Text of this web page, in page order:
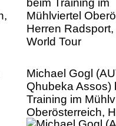
Michael Gogl
Qhubeka Assos)
Training im
Oberösterreich,